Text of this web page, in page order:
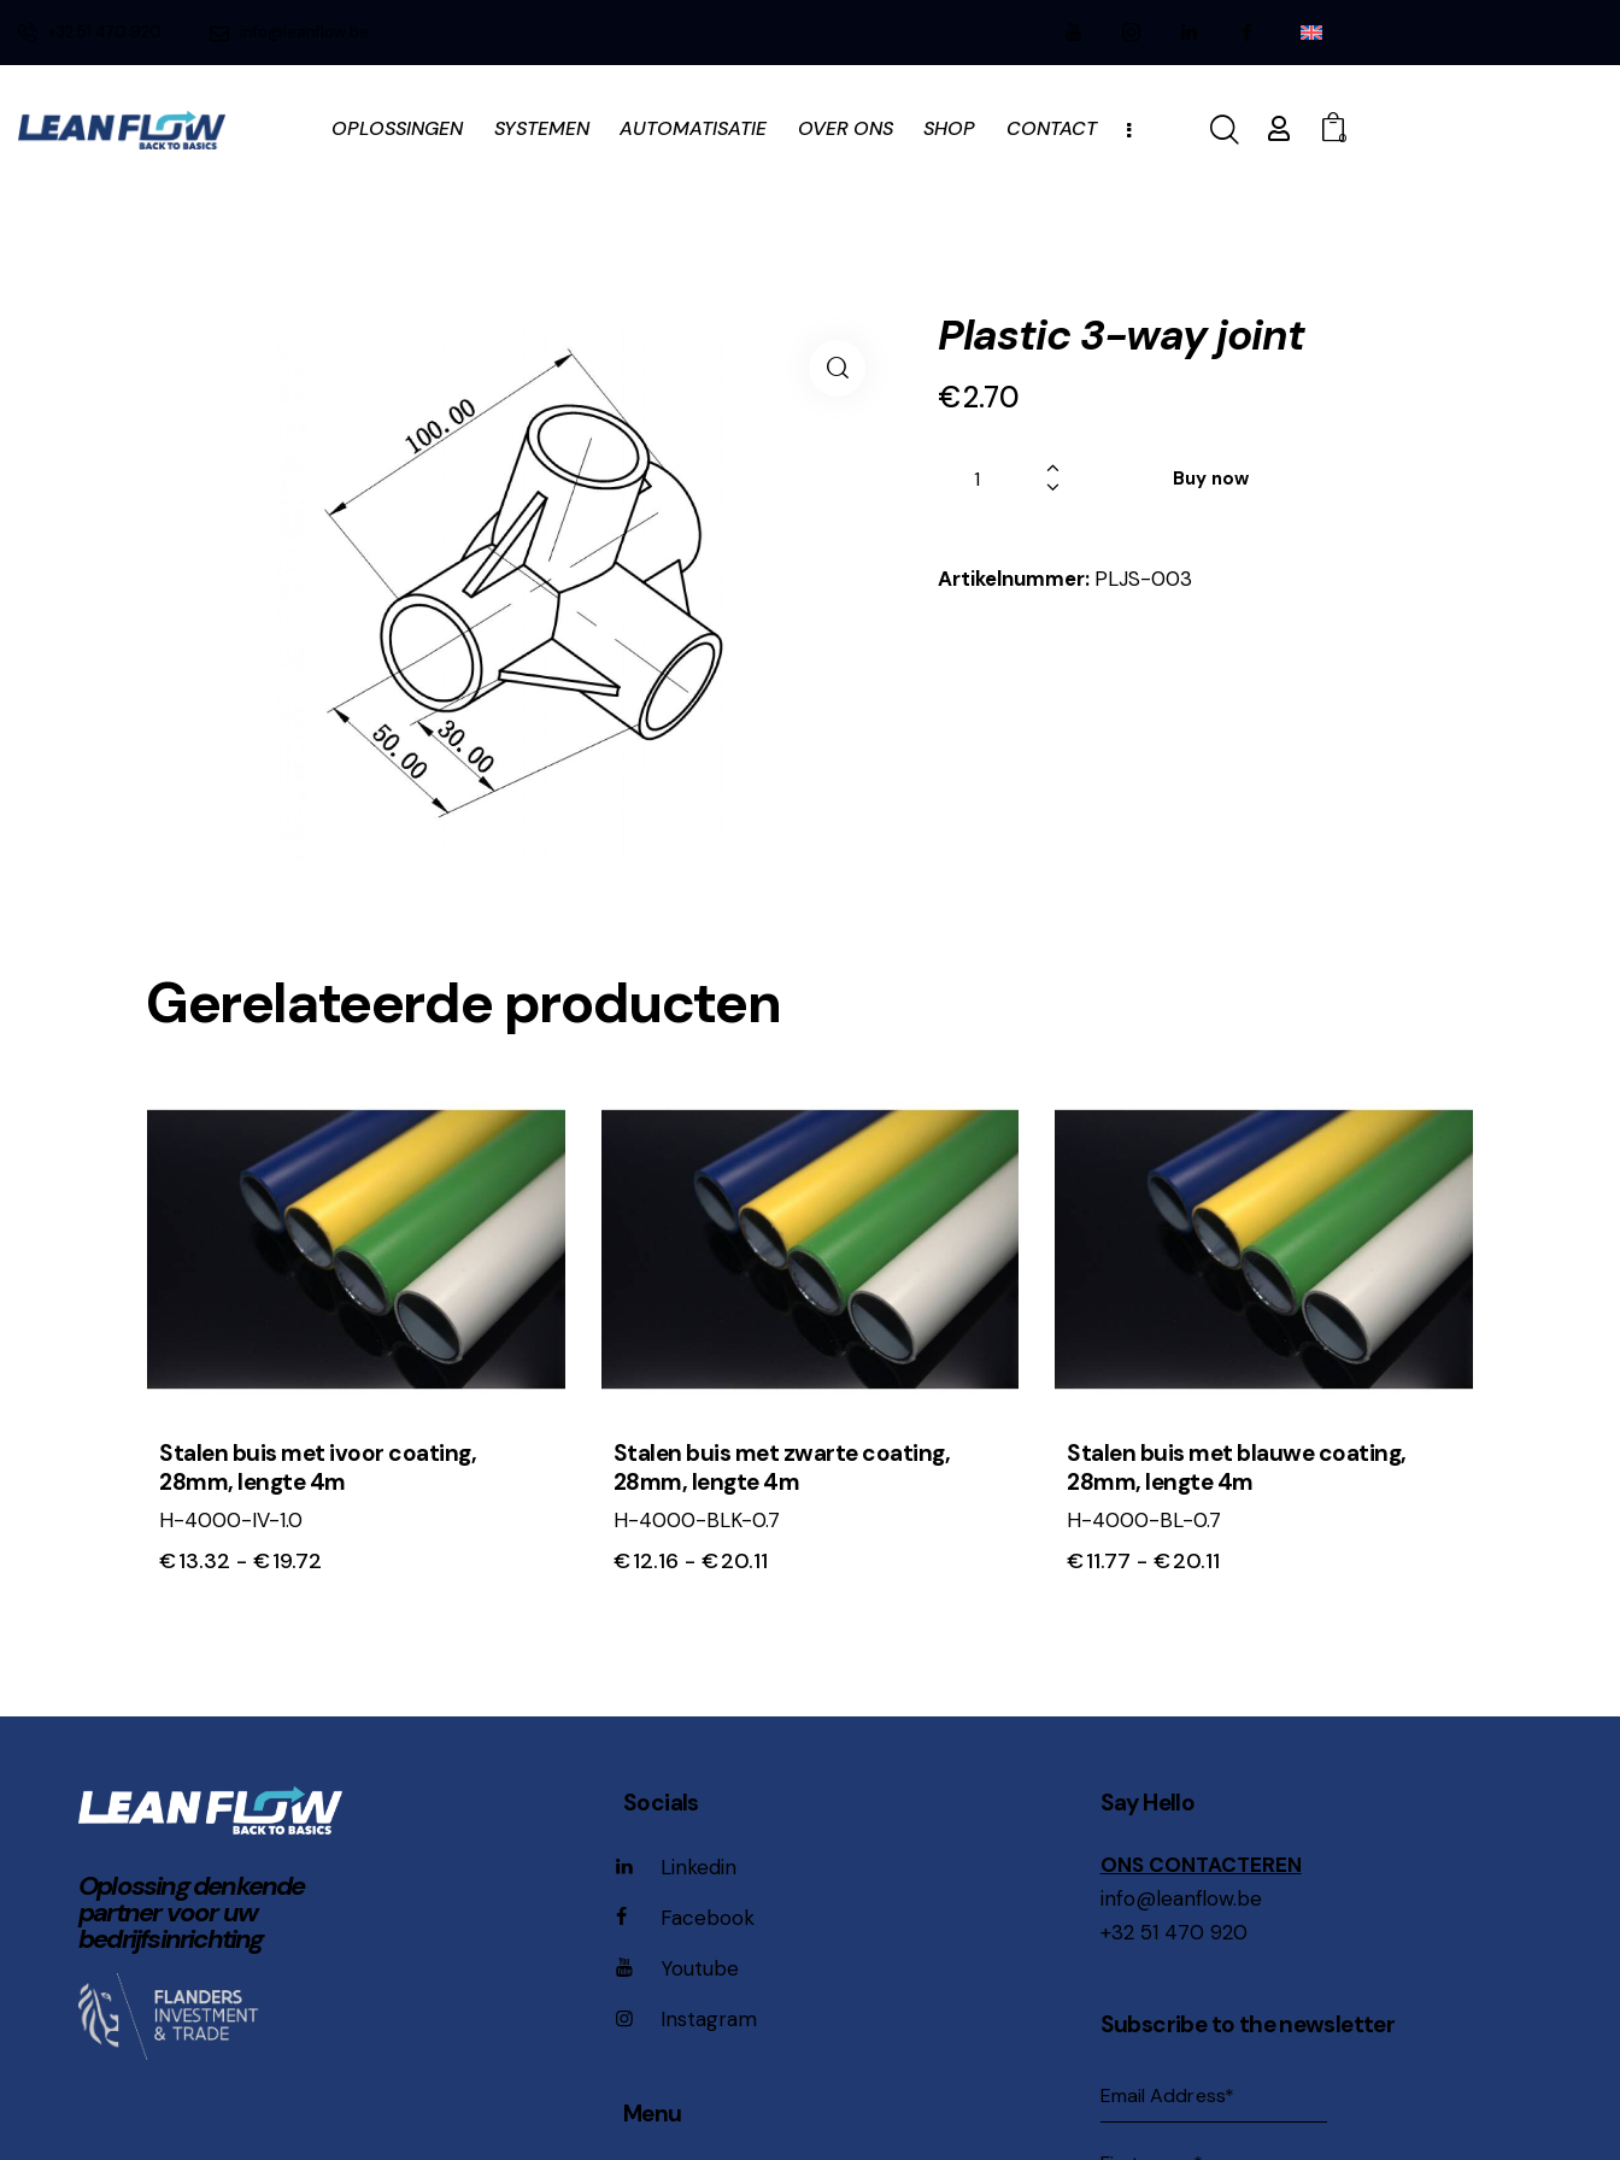
OPLOSSINGEN SYSTEMEN AUTOMATISATIE OVER ONS SHOP CONTACT 0
Plastic 3-way joint
€2.70
Buy now
Artikelnummer: PLJS-003
Gerelateerde producten
Stalen buis met ivoor coating,
28mm, lengte 4m
H-4000-IV-1.0
€13.32 - €19.72
Stalen buis met zwarte coating,
28mm, lengte 4m
H-4000-BLK-0.7
€12.16 - €20.11
Stalen buis met blauwe coating,
28mm, lengte 4m
H-4000-BL-0.7
€11.77 - €20.11
Oplossing denkende
partner voor uw
bedrijfsinrichting
Socials
Linkedin
Facebook
Youtube
Instagram
Menu
Say Hello
ONS CONTACTEREN
info@leanflow.be
+32 51 470 920
Subscribe to the newsletter